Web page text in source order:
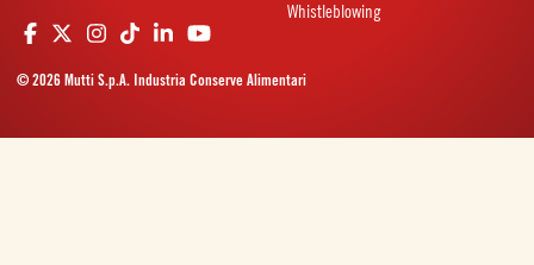
Whistleblowing
© 2026 Mutti S.p.A. Industria Conserve Alimentari